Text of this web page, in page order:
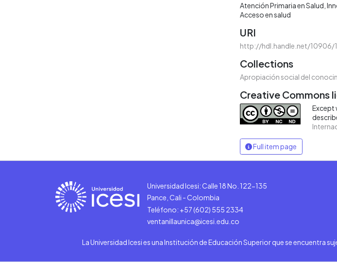
Atención Primaria en Salud
Acceso en salud
URI
http://hdl.handle.net/10906/
Collections
Apropiación social del
Creative Commons
Except
Full item page
Universidad Icesi: Calle 18 No. 122-135
Pance, Cali - Colombia
Teléfono: +57 (602) 555 2334
ventanillaunica@icesi.edu.co
La Universidad Icesi es una Institución de Educación Superior que se encuentra